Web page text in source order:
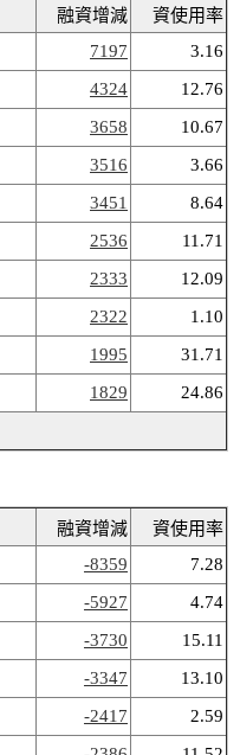
融資增減
資使用率
7197
3.16
4324
12.76
3658
10.67
3516
3.66
3451
8.64
2536
11.71
2333
12.09
2322
1.10
1995
31.71
1829 24.86
融資增減
資使用率
-8359
7.28
-5927
4.74
-3730
15.11
-3347
13.10
-2417
2.59